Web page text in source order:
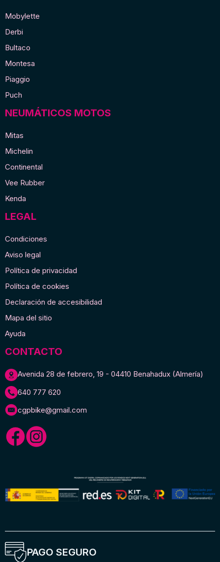
Mobylette
Derbi
Bultaco
Montesa
Piaggio
Puch
NEUMÁTICOS MOTOS
Mitas
Michelin
Continental
Vee Rubber
Kenda
LEGAL
Condiciones
Aviso legal
Política de privacidad
Política de cookies
Declaración de accesibilidad
Mapa del sitio
Ayuda
CONTACTO
Avenida 28 de febrero, 19 - 04410 Benahadux (Almería)
640 777 620
cgpbike@gmail.com
PAGO SEGURO